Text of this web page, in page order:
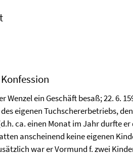
ein Geschäft besaß; 22. 6.
eigenen Tuchschererbetriebs, den
ca. einen Monat im Jahr durfte er
anscheinend keine eigenen
war er Vormund f. zwei